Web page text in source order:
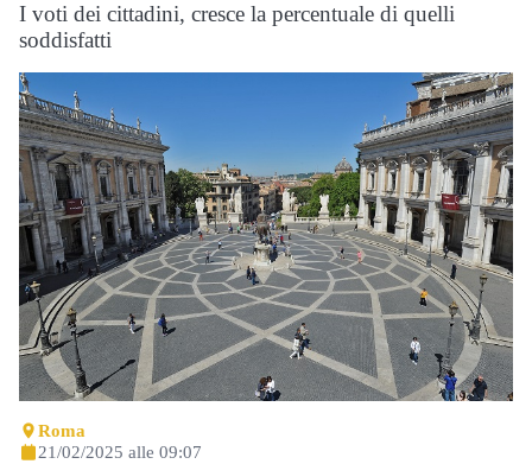
I voti dei cittadini, cresce la percentuale di quelli
soddisfatti
Roma
21/02/2025 alle 09:07